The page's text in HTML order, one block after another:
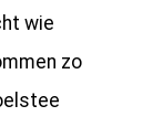
wie
zo